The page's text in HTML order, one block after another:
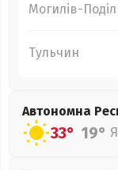
Могилів-
Тульчин
Автономна
33° 19°